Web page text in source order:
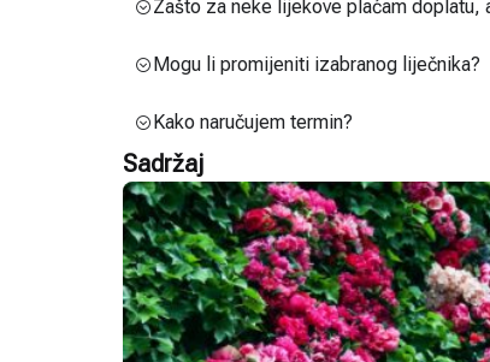
Zašto za neke lijekove plaćam doplatu,
Mogu li promijeniti izabranog liječnika?
Kako naručujem termin?
Sadržaj